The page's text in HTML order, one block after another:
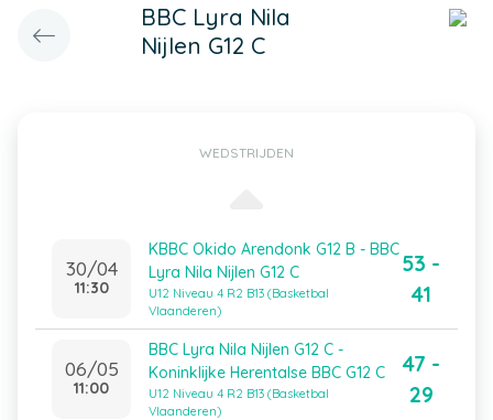
BBC Lyra Nila
Nijlen G12 C
WEDSTRIJDEN
30/04
11:30
KBBC Okido Arendonk G12 B - BBC
Lyra Nila Nijlen G12 C
U12 Niveau 4 R2 B13 (Basketbal
Vlaanderen)
53 -
41
06/05
11:00
BBC Lyra Nila Nijlen G12 C -
Koninklijke Herentalse BBC G12 C
U12 Niveau 4 R2 B13 (Basketbal
Vlaanderen)
47 -
29